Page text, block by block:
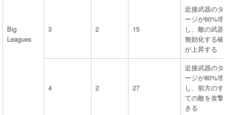
Big
Leagues
3 2 15
近接武器の
ージが60%
し、敵の武
無効化する
が上昇する
4 2 27
近接武器の
ージが80%
し、前方の
ての敵を攻
きる